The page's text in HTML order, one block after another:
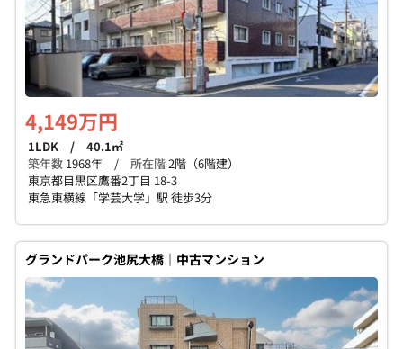
4,149万円
1LDK / 40.1㎡
築年数 1968年 / 所在階2階（6階建）
東京都目黒区鷹番2丁目 18-3
東急東横線「学芸大学」駅 徒歩3分
グランドパーク池尻大橋｜中古マンション